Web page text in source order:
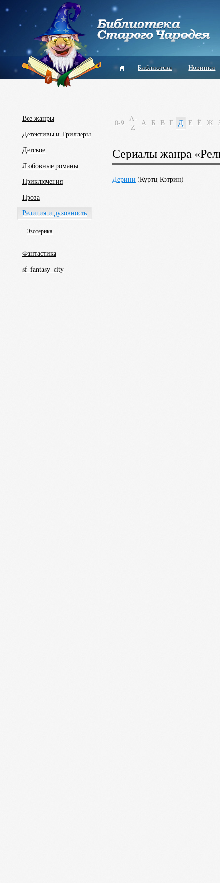
Библиотека Новинки
Все жанры
Детективы и Триллеры
Детское
Любовные романы
Приключения
Проза
Религия и духовность
Эзотерика
Фантастика
sf_fantasy_city
0-9 A-
Z
А Б В Г Д Е Ё Ж
Сериалы жанра
Дерини (Куртц Кэтрин)